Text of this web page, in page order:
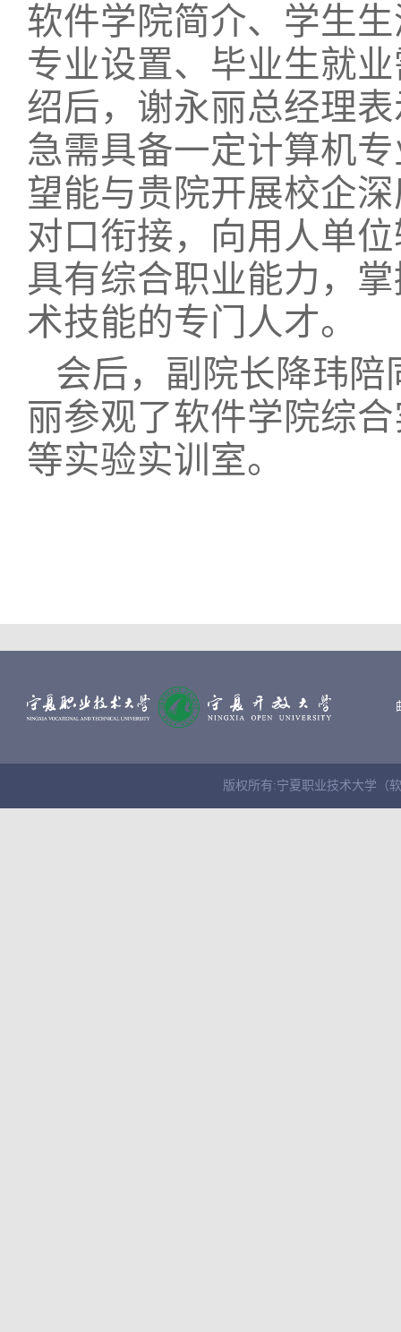
软件学院简介、学生
专业设置、毕业生就
绍后，谢永丽总经理
急需具备一定计算机
望能与贵院开展校企
对口衔接，向用人单
具有综合职业能力，
术技能的专门人才。
会后，副院长降玮陪
丽参观了软件学院综
等实验实训室。
版权所有:宁夏职业技术大学（